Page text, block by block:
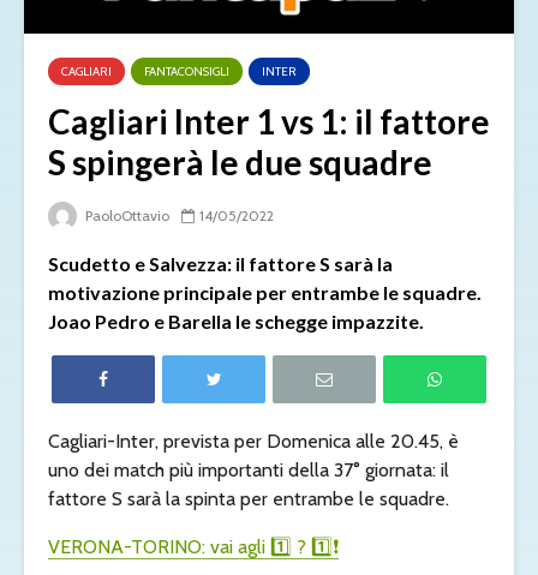
CAGLIARI FANTACONSIGLI INTER
Cagliari Inter 1 vs 1: il fattore
S spingerà le due squadre
PaoloOttavio 14/05/2022
Scudetto e Salvezza: il fattore S sarà la
motivazione principale per entrambe le squadre.
Joao Pedro e Barella le schegge impazzite.
Cagliari-Inter, prevista per Domenica alle 20.45, è
uno dei match più importanti della 37° giornata: il
fattore S sarà la spinta per entrambe le squadre.
VERONA-TORINO: vai agli 1️⃣ ? 1️⃣❗️